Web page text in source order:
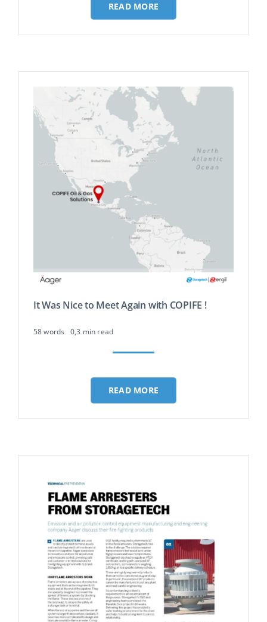
READ MORE
It Was Nice to Meet Again with COPIFE !
58 words 0,3 min read
READ MORE